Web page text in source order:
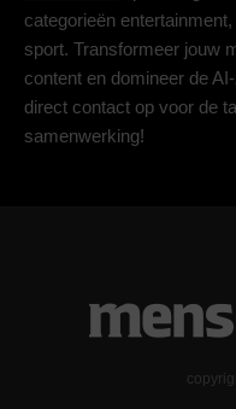
categorieën
sport. Transformeer jouw
content en domineer de
direct contact op voor de
samenwerking!